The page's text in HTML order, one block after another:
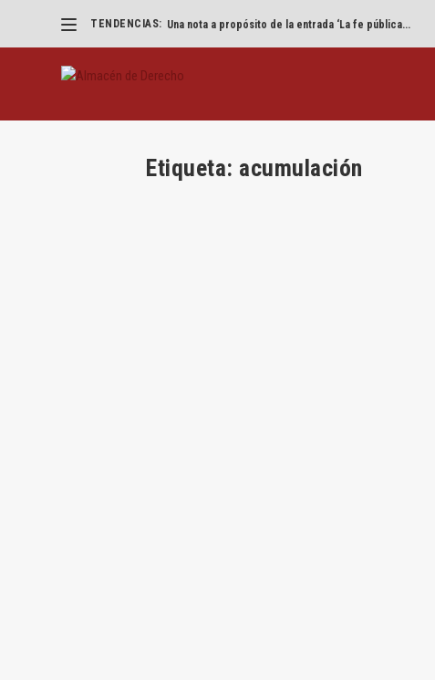
TENDENCIAS: Una nota a propósito de la entrada ‘La fe pública...
Etiqueta: acumulación